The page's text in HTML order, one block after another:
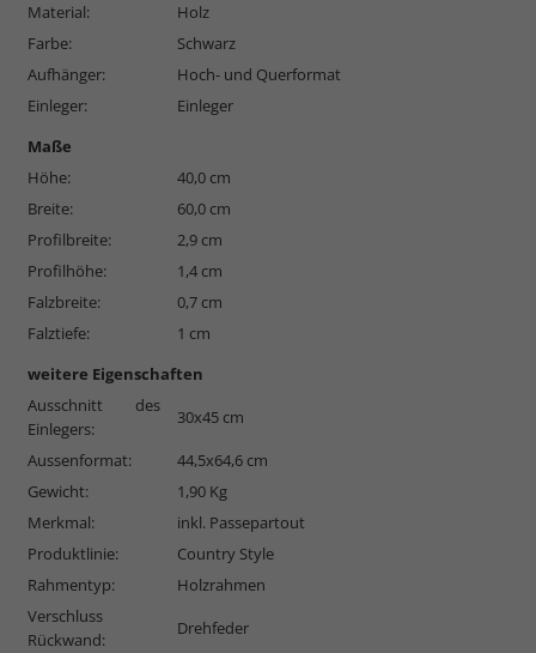
Material:
Holz
Farbe:
Schwarz
Aufhänger:
Hoch- und Querformat
Einleger:
Einleger
Maße
Höhe:
40,0 cm
Breite:
60,0 cm
Profilbreite:
2,9 cm
Profilhöhe:
1,4 cm
Falzbreite:
0,7 cm
Falztiefe:
1 cm
weitere Eigenschaften
Ausschnitt des
Einlegers:
30x45 cm
Aussenformat:
44,5x64,6 cm
Gewicht:
1,90 Kg
Merkmal:
inkl. Passepartout
Produktlinie:
Country Style
Rahmentyp:
Holzrahmen
Verschluss
Rückwand:
Drehfeder